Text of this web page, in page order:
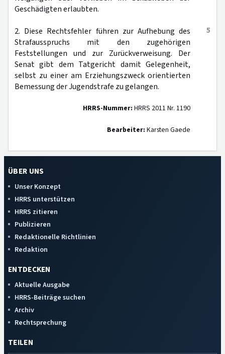
Geschädigten erlaubten.
5
2. Diese Rechtsfehler führen zur Aufhebung des
Strafausspruchs mit den zugehörigen
Feststellungen und zur Zurückverweisung. Der
Senat gibt dem Tatgericht damit Gelegenheit,
selbst zu einer am Erziehungszweck orientierten
Bemessung der Jugendstrafe zu gelangen.
HRRS-Nummer: HRRS 2011 Nr. 1190
Bearbeiter: Karsten Gaede
ÜBER UNS
Unser Konzept
HRRS unterstützen
HRRS zitieren
Publizieren
Redaktionelle Richtlinien
Redaktion
ENTDECKEN
Aktuelle Ausgabe
HRRS-Beiträge suchen
Archiv
Rechtsprechung
TEILEN